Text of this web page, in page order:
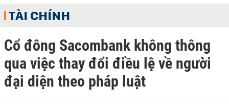
TÀI CHÍNH
Cổ đông Sacombank không thông
qua việc thay đổi điều lệ về người
đại diện theo pháp luật